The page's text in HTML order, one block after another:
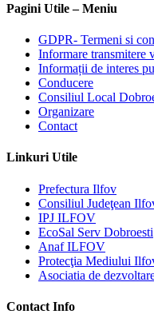
Pagini Utile – Meniu
GDPR- Termeni si
Informare transmitere
Informații de interes
Conducere
Consiliul Local
Organizare
Contact
Linkuri Utile
Prefectura Ilfov
Consiliul Judeţean
IPJ ILFOV
EcoSal Serv Dobroesti
Anaf ILFOV
Protecţia Mediului
Asociatia de
Contact Info